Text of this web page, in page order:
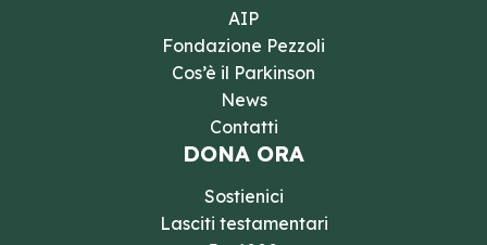
AIP
Fondazione Pezzoli
Cos’è il Parkinson
News
Contatti
DONA ORA
Sostienici
Lasciti testamentari